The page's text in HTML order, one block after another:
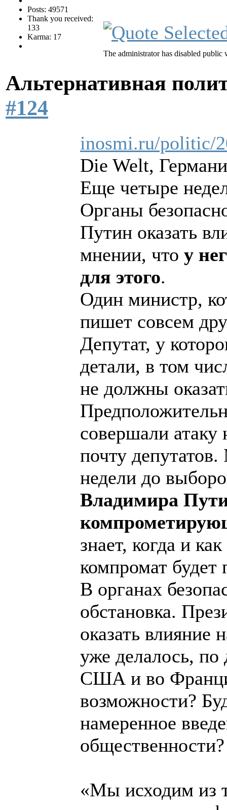
Posts: 49571
Thank you received:
133
Karma: 17
The administrator has disabled public
Альтернативная
#124
inosmi.ru/politic/
Die Welt,
Еще четыре
Органы
Путин оказать
мнении, что у
для этого.
Один министр,
пишет совсем
Депутат, у
детали, в том
не должны
совершали атаку
почту
недели до
Владимира
знает, когда и
компромат будет
В органах
обстановка.
оказать влияние
уже делалось,
США и во
возможности?
намеренное
«Мы исходим из